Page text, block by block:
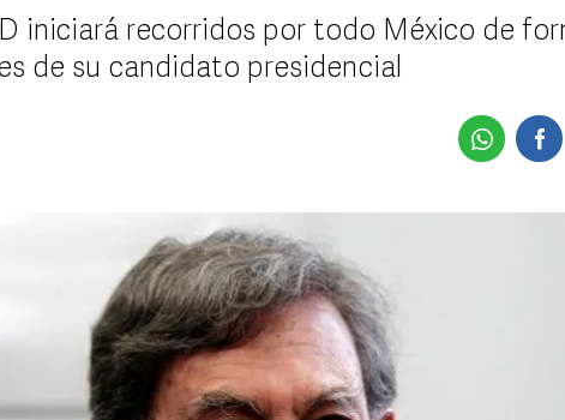
iniciará recorridos por todo México de
de su candidato presidencial